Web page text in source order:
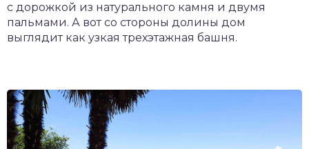
с дорожкой из натурального камня и двумя
пальмами. А вот со стороны долины дом
выглядит как узкая трехэтажная башня.